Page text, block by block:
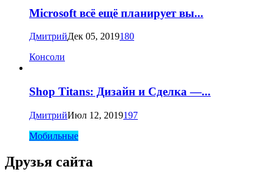
Microsoft всё ещё планирует вы...
ДмитрийДек 05, 2019180
Консоли
Shop Titans: Дизайн и Сделка —...
ДмитрийИюл 12, 2019197
Мобильные
Друзья сайта